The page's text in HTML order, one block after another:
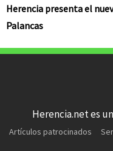
Herencia presenta el
Palancas
Herencia.net es
Artículos patrocinados